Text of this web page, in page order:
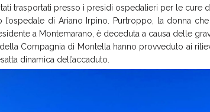
trasportati presso i presidi ospedalieri per le cure
l’ospedale di Ariano Irpino. Purtroppo, la donna
a Montemarano, è deceduta a causa delle
della Compagnia di Montella hanno provveduto ai
dinamica dell’accaduto.